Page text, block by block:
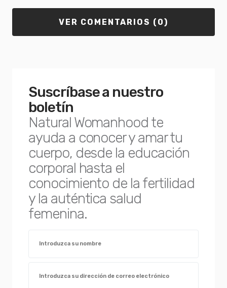
VER COMENTARIOS (0)
Suscríbase a nuestro
boletín
Natural Womanhood te
ayuda a conocer y amar tu
cuerpo, desde la educación
corporal hasta el
conocimiento de la fertilidad
y la auténtica salud
femenina.